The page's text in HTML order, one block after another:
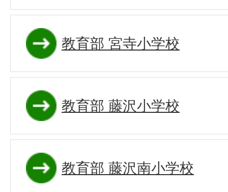
教育部 宮寺小学校
教育部 藤沢小学校
教育部 藤沢南小学校